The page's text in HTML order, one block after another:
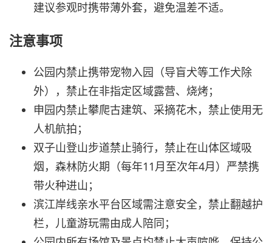
建议参观时携带薄外套，避免温差不适。
注意事项
公园内禁止携带宠物入园（导盲犬等工作犬除
外），禁止在非指定区域露营、烧烤；
申园内禁止攀爬古建筑、采摘花木，禁止使用无
人机航拍；
双子山登山步道禁止骑行，禁止在山体区域吸
烟，森林防火期（每年11月至次年4月）严禁携
带火种进山；
滨江岸线亲水平台区域需注意安全，禁止翻越护
栏，儿童游玩需由成人陪同；